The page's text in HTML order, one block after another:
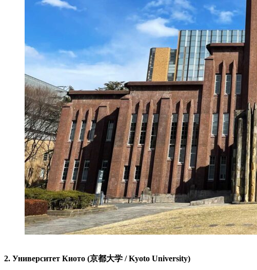
2. Университет Киото (京都大学 / Kyoto University)